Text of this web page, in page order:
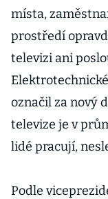
místa,
prostředí
televizi ani
označil za nový
televize je v
lidé pracují,
Podle